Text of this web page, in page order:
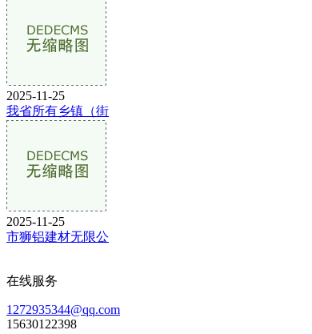
2025-11-25
我省所有乡镇（街
2025-11-25
市狮铝建材无限公
在线服务
1272935344@qq.com
15630122398